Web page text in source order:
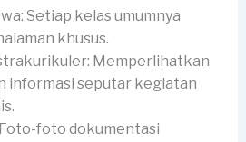
Setiap kelas umumnya
khusus.
Memperlihatkan
informasi seputar kegiatan
foto dokumentasi